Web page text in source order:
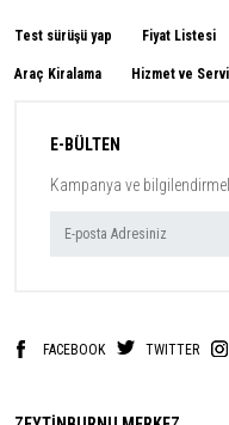
Test sürüşü yap Fiyat Listesi
Araç Kiralama Hizmet ve
E-BÜLTEN
Kampanya ve
FACEBOOK TWITTER